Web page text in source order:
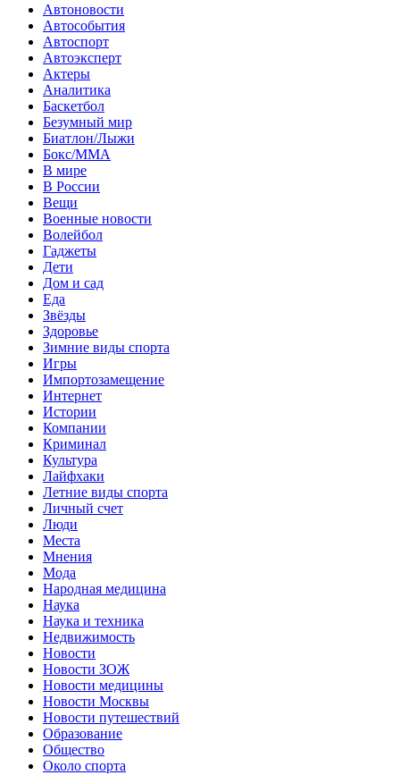
Автоновости
Автособытия
Автоспорт
Автоэксперт
Актеры
Аналитика
Баскетбол
Безумный мир
Биатлон/Лыжи
Бокс/MMA
В мире
В России
Вещи
Военные новости
Волейбол
Гаджеты
Дети
Дом и сад
Еда
Звёзды
Здоровье
Зимние виды спорта
Игры
Импортозамещение
Интернет
Истории
Компании
Криминал
Культура
Лайфхаки
Летние виды спорта
Личный счет
Люди
Места
Мнения
Мода
Народная медицина
Наука
Наука и техника
Недвижимость
Новости
Новости ЗОЖ
Новости медицины
Новости Москвы
Новости путешествий
Образование
Общество
Около спорта